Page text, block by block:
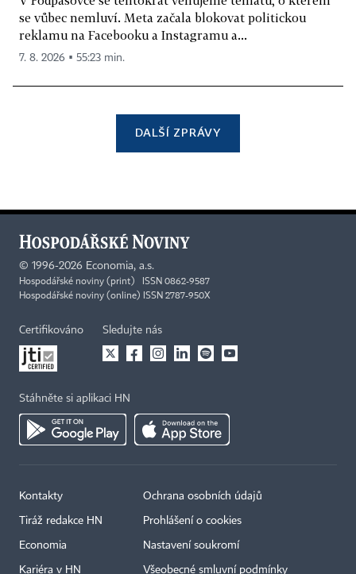
se vůbec nemluví. Meta začala blokovat politickou
reklamu na Facebooku a Instagramu a...
7. 8. 2026 ▪ 55:23 min.
DALŠÍ ZPRÁVY
© 1996-2026 Economia, a.s.
Hospodářské noviny (print) ISSN 0862-9587
Hospodářské noviny (online) ISSN 2787-950X
Certifikováno Sledujte nás
Stáhněte si aplikaci HN
Kontakty
Tiráž redakce HN
Economia
Kariéra v HN
Ochrana osobních údajů
Prohlášení o cookies
Nastavení soukromí
Všeobecné smluvní podmínky